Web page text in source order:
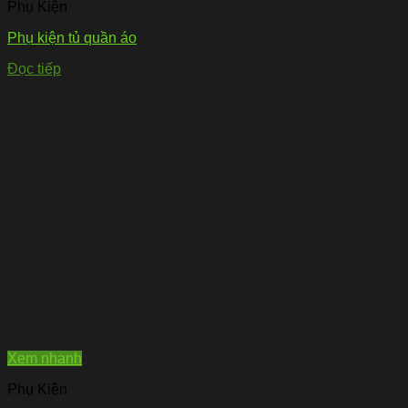
Phụ Kiện
Phụ kiện tủ quần áo
Đọc tiếp
Xem nhanh
Phụ Kiện